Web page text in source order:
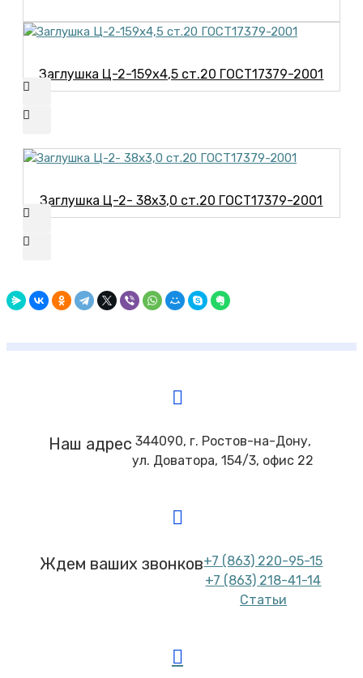
Заглушка Ц-2-159х4,5 ст.20 ГОСТ17379-2001
Заглушка Ц-2- 38х3,0 ст.20 ГОСТ17379-2001
Наш адрес 344090, г. Ростов-на-Дону,
ул. Доватора, 154/3, офис 22
Ждем ваших звонков+7 (863) 220-95-15
+7 (863) 218-41-14
Статьи